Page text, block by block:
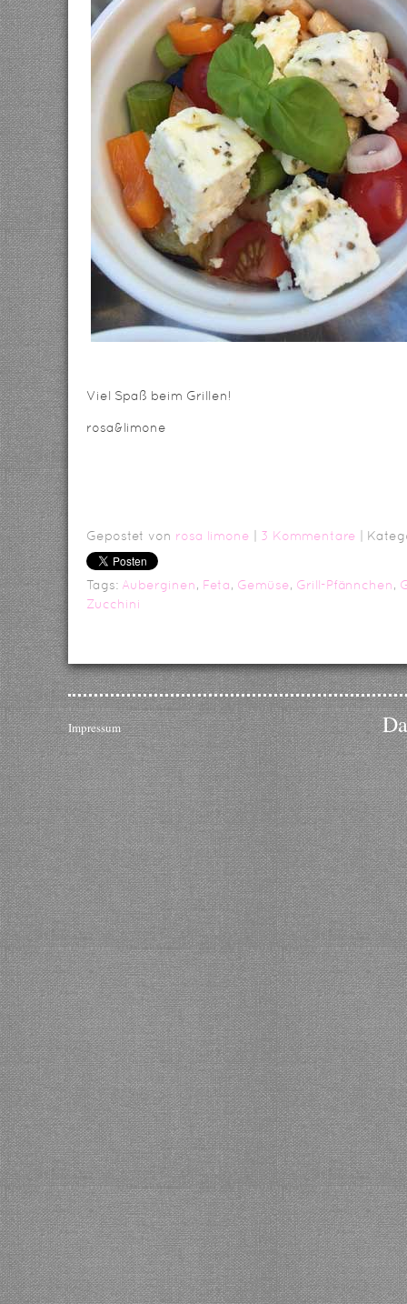
Viel Spaß beim Grillen!
rosa&limone
Gepostet von rosa limone 3 Kommentare |
Tags: Auberginen, Feta, Gemüse, Grill-Pfännchen,
Zucchini
Impressum